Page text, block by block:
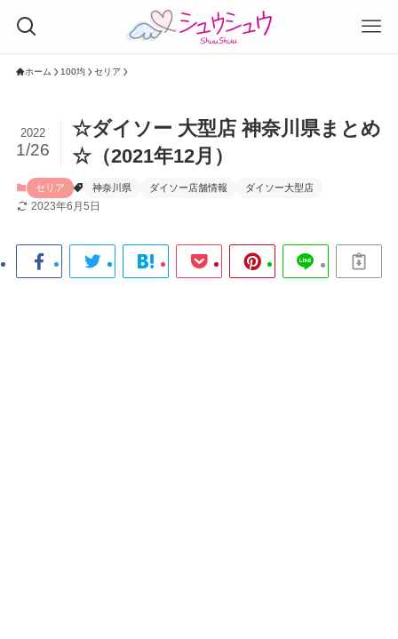
ホーム 100均 セリア
☆ダイソー 大型店 神奈川県まとめ
☆（2021年12月）
2022
1/26
セリア 神奈川県 ダイソー店舗情報 ダイソー大型店
2023年6月5日